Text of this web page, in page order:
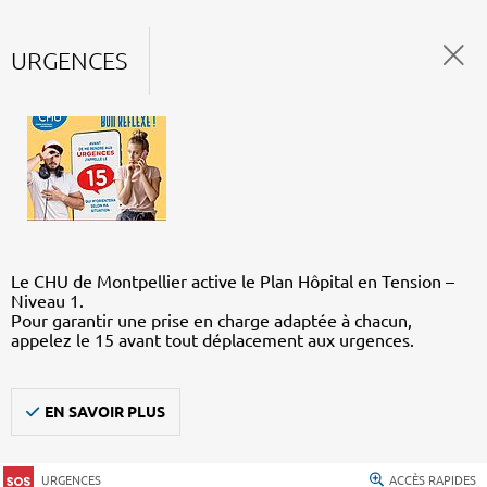
URGENCES
Le CHU de Montpellier active le Plan Hôpital en Tension –
Niveau 1.
Pour garantir une prise en charge adaptée à chacun,
appelez le 15 avant tout déplacement aux urgences.
EN SAVOIR PLUS
URGENCES ACCÈS RAPIDES